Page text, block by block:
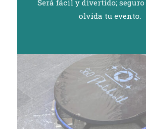
Será fácil y divertido;
olvida tu evento.